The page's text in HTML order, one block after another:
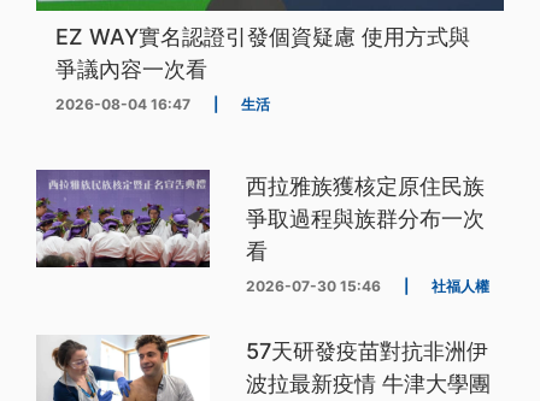
EZ WAY實名認證引發個資疑慮 使用方式與
爭議內容一次看
2026-08-04 16:47 生活
西拉雅族獲核定原住民族
爭取過程與族群分布一次
看
2026-07-30 15:46 社福人權
57天研發疫苗對抗非洲伊
波拉最新疫情 牛津大學團